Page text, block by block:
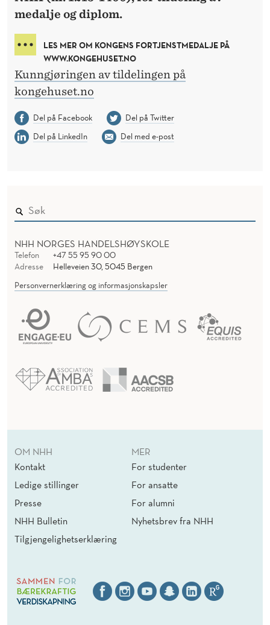
medalje og diplom.
LES MER OM KONGENS FORTJENSTMEDALJE PÅ
WWW.KONGEHUSET.NO
Kunngjøringen av tildelingen på
kongehuset.no
Del på Facebook
Del på Twitter
Del på LinkedIn
Del med e-post
NHH NORGES HANDELSHØYSKOLE
Telefon
+47 55 95 90 00
Adresse
Helleveien 30, 5045 Bergen
Personvernerklæring og informasjonskapsler
OM NHH
Kontakt
Ledige stillinger
Presse
NHH Bulletin
Tilgjengelighetserklæring
MER
For studenter
For ansatte
For alumni
Nyhetsbrev fra NHH